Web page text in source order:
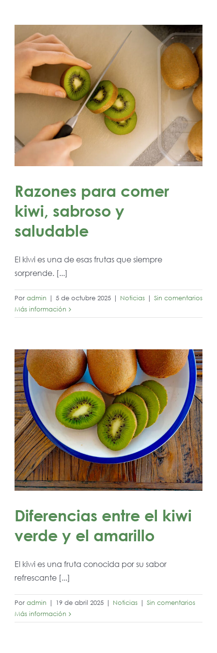
Razones para comer
kiwi, sabroso y
saludable
El kiwi es una de esas frutas que siempre
sorprende. [...]
Por admin | 5 de octubre 2025 | Noticias | Sin comentarios
Más información
Diferencias entre el kiwi
verde y el amarillo
El kiwi es una fruta conocida por su sabor
refrescante [...]
Por admin | 19 de abril 2025 | Noticias | Sin comentarios
Más información